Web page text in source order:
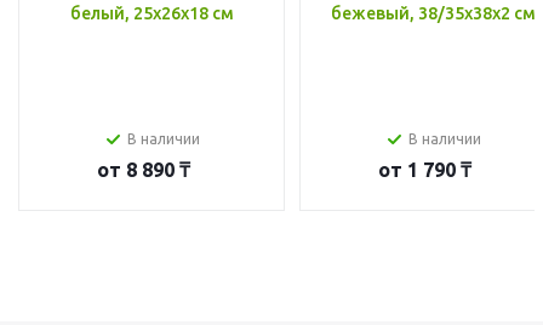
белый, 25x26x18 см
В наличии
от 8 890 ₸
бежевый, 38/35x38x2 см
В наличии
от 1 790 ₸